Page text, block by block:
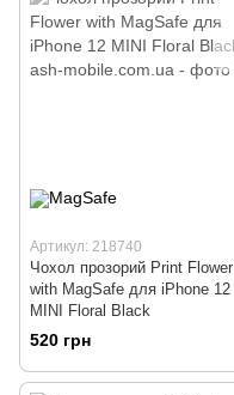
Артикул: 218740
Чохол прозорий Print Flower
with MagSafe для iPhone 12
MINI Floral Black
520 грн